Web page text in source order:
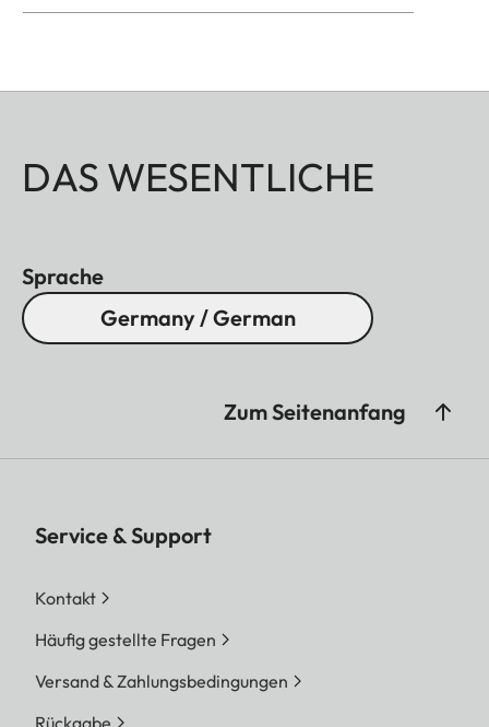
DAS WESENTLICHE
Sprache
Germany / German
Zum Seitenanfang
Service & Support
Kontakt
Häufig gestellte Fragen
Versand & Zahlungsbedingungen
Rückgabe